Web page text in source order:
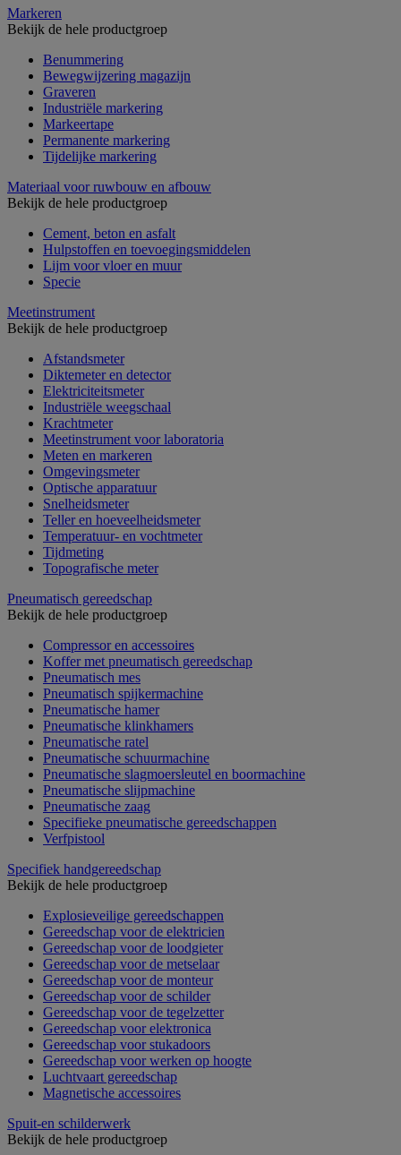
Markeren
Bekijk de hele productgroep
Benummering
Bewegwijzering magazijn
Graveren
Industriële markering
Markeertape
Permanente markering
Tijdelijke markering
Materiaal voor ruwbouw en afbouw
Bekijk de hele productgroep
Cement, beton en asfalt
Hulpstoffen en toevoegingsmiddelen
Lijm voor vloer en muur
Specie
Meetinstrument
Bekijk de hele productgroep
Afstandsmeter
Diktemeter en detector
Elektriciteitsmeter
Industriële weegschaal
Krachtmeter
Meetinstrument voor laboratoria
Meten en markeren
Omgevingsmeter
Optische apparatuur
Snelheidsmeter
Teller en hoeveelheidsmeter
Temperatuur- en vochtmeter
Tijdmeting
Topografische meter
Pneumatisch gereedschap
Bekijk de hele productgroep
Compressor en accessoires
Koffer met pneumatisch gereedschap
Pneumatisch mes
Pneumatisch spijkermachine
Pneumatische hamer
Pneumatische klinkhamers
Pneumatische ratel
Pneumatische schuurmachine
Pneumatische slagmoersleutel en boormachine
Pneumatische slijpmachine
Pneumatische zaag
Specifieke pneumatische gereedschappen
Verfpistool
Specifiek handgereedschap
Bekijk de hele productgroep
Explosieveilige gereedschappen
Gereedschap voor de elektricien
Gereedschap voor de loodgieter
Gereedschap voor de metselaar
Gereedschap voor de monteur
Gereedschap voor de schilder
Gereedschap voor de tegelzetter
Gereedschap voor elektronica
Gereedschap voor stukadoors
Gereedschap voor werken op hoogte
Luchtvaart gereedschap
Magnetische accessoires
Spuit-en schilderwerk
Bekijk de hele productgroep